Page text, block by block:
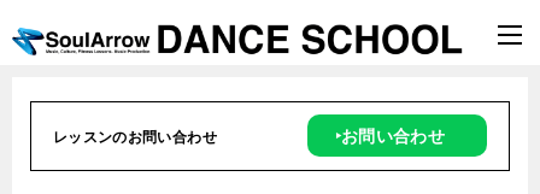
レッスンのお問い合わせ ‣お問い合わせ